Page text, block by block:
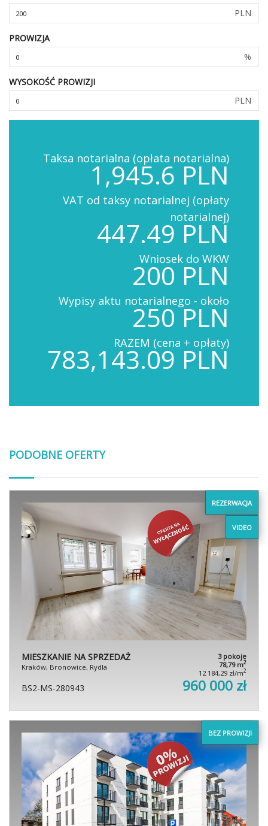
PLN
PROWIZJA
%
WYSOKOŚĆ PROWIZJI
PLN
Taksa notarialna (opłata notarialna)
1,945.6 PLN
VAT od taksy notarialnej (opłaty
notarialnej)
447.49 PLN
Wniosek do WKW
200 PLN
Wypisy aktu notarialnego - około
250 PLN
RAZEM (cena + opłaty)
783,143.09 PLN
PODOBNE OFERTY
REZERWACJA
VIDEO
MIESZKANIE NA SPRZEDAŻ
Kraków, Bronowice, Rydla
3 pokoje
78,79 m2
12 184,29 zł/m2
BS2-MS-280943 960 000 zł
BEZ PROWIZJI